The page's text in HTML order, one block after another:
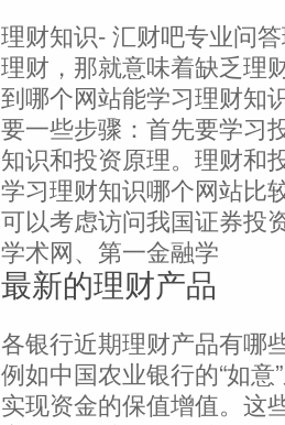
理财知识- 汇财吧专业问
理财，那就意味着缺乏理
到哪个网站能学习理财知
要一些步骤：首先要学习
知识和投资原理。理财和
学习理财知识哪个网站比
可以考虑访问我国证券投
学术网、第一金融学
最新的理财产品
各银行近期理财产品有哪
例如中国农业银行的“如
实现资金的保值增值。这